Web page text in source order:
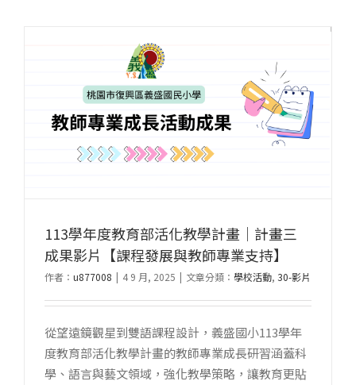
113學年度教育部活化教學計畫｜計畫三
成果影片【課程發展與教師專業支持】
作者： u877008 | 4 9 月, 2025 | 文章分類： 學校活動, 30-影片
從望遠鏡觀星到雙語課程設計，義盛國小113學年
度教育部活化教學計畫的教師專業成長研習涵蓋科
學、語言與藝文領域，強化教學策略，讓教育更貼